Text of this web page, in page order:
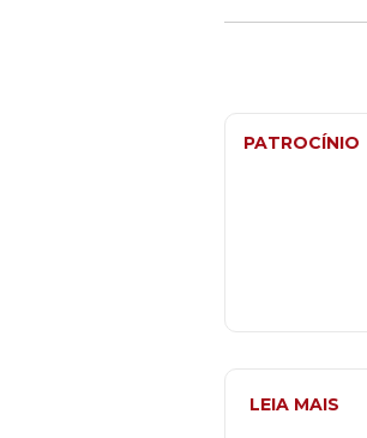
PATROCÍNIO
LEIA MAIS